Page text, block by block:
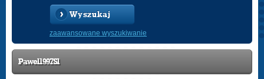
Wyszukaj
zaawansowane wyszukiwanie
Pawel1997Sl